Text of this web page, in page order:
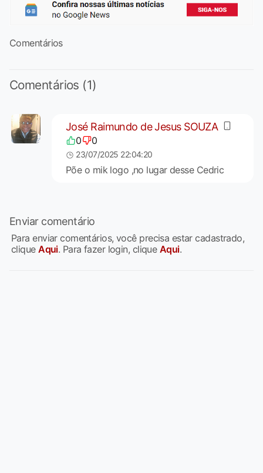
Comentários
Comentários (1)
José Raimundo de Jesus SOUZA
0 0
23/07/2025 22:04:20
Põe o mik logo ,no lugar desse Cedric
Enviar comentário
Para enviar comentários, você precisa estar cadastrado,
cliqueAqui. Para fazer login, clique Aqui.